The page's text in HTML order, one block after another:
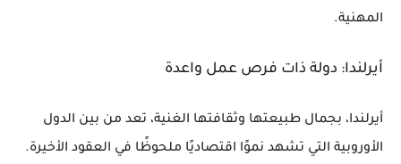
المهنية.
أيرلندا: دولة ذات فرص عمل واعدة
أيرلندا، بجمال طبيعتها وثقافتها الغنية، تعد من بين الدول
الأوروبية التي تشهد نموًا اقتصاديًا ملحوظًا في العقود الأخيرة.